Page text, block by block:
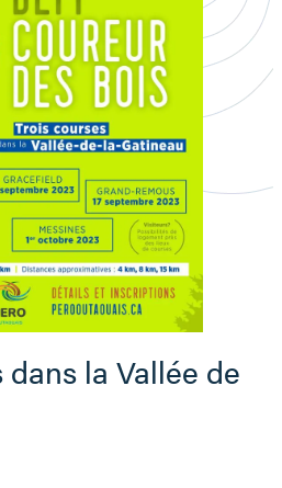
la Vallée de